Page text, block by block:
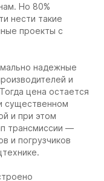
Но 80%
нести такие
проекты с
надежные
и
цена остается
существенном
и при этом
трансмиссии —
и погрузчиков